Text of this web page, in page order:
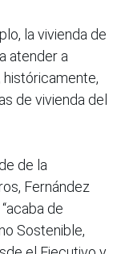
la vivienda de
atender a
de vivienda del
de la
Fernández
de
Sostenible,